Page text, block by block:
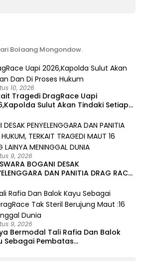
Bolaang Mongondow.
10, 2026
Tragedi DragRace Uapi
Sulut Akan Tindaki Setiap
9, 2026
BOGANI DESAK
DAN PANITIA DRAG RACE
DAN 6 ORANG LAINYA
DUNIA
9, 2026
Bermodal Tali Rafia Dan Balok
Sebagai Pembatas